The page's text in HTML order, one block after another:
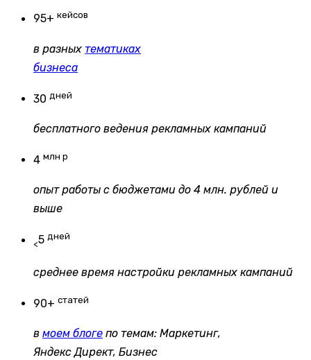
95+ кейсов
в разных тематиках
бизнеса
30 дней
бесплатного ведения рекламных кампаний
4 млн р
опыт работы с бюджетами до 4 млн. рублей и
выше
<5 дней
среднее время настройки рекламных кампаний
90+ статей
в моем блоге по темам: Маркетинг,
Яндекс Директ, Бизнес